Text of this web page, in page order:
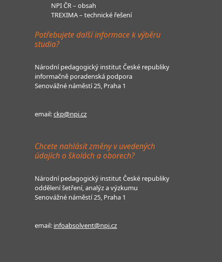
NPI ČR – obsah
TREXIMA – technické řešení
Potřebujete další informace k výběru
studia?
Národní pedagogický institut České republiky
informačně poradenská podpora
Senovážné náměstí 25, Praha 1
email:ckp@npi.cz
Chcete nahlásit změny v uvedených
údajích o školách a oborech?
Národní pedagogický institut České republiky
oddělení šetření, analýz a výzkumu
Senovážné náměstí 25, Praha 1
email: infoabsolvent@npi.cz